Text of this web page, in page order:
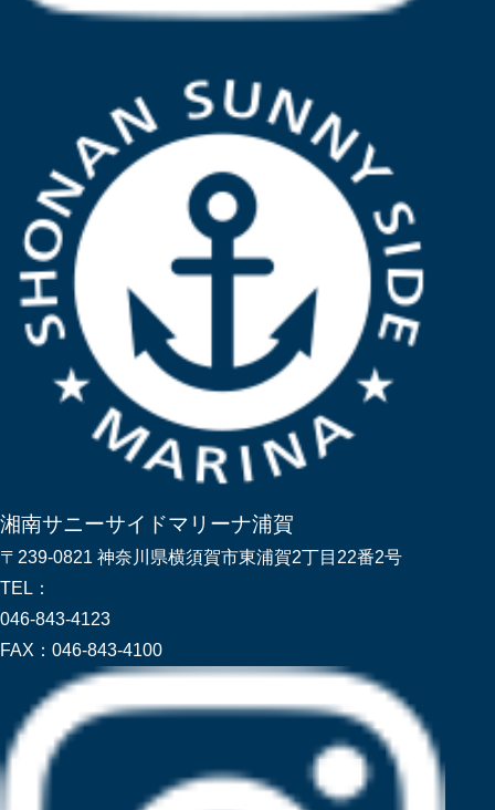
湘南サニーサイドマリーナ浦賀
〒239-0821 神奈川県横須賀市東浦賀2丁目22番2号
TEL：
046-843-4123
FAX： 046-843-4100